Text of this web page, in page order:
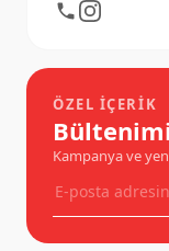
ÖZEL İÇERIK
Kampanya ve